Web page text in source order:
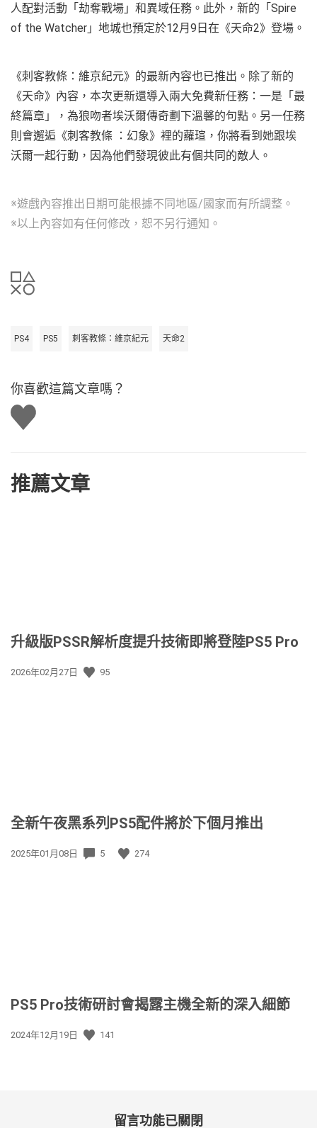
人配對活動「劫奪戰場」和異域任務。此外，新的「Spire
of the Watcher」地城也預定於12月9日在《天命2》登場。
《刺客教條：維京紀元》的最新內容也已推出。除了新的
《天命》內容，本次更新還導入兩大免費新任務：一是「最
終篇章」，為狼吻者埃沃爾傳奇劃下溫馨的句點。另一任務
則會邂逅《刺客教條 ：幻象》裡的蘿瑄，你將看到她跟埃
沃爾一起行動，因為他們發現彼此有個共同的敵人。
※遊戲內容推出日期可能根據不同地區/國家而有所調整。
※以上內容如有任何修改，恕不另行通知。
PS4 PS5 刺客教條：維京紀元 天命2
你喜歡這篇文章嗎？
讚
推薦文章
升級版PSSR解析度提升技術即將登陸PS5 Pro
發
2026年02月27日 95
全新午夜黑系列PS5配件將於下個月推出
發
2025年01月08日 5 274
PS5 Pro技術研討會揭露主機全新的深入細節
發
2024年12月19日 141
留言功能已關閉